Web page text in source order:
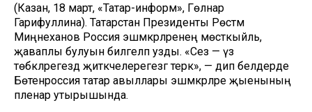
(Казан, 18 март, «Татар-информ», Гөлнар
Гарифуллина). Татарстан Президенты Рөстәм
Миңнеханов Россия эшмәкәрләренең мөстәкыйль,
җаваплы булуын билгеләп узды. «Сез — үз
төбәкләрегездә җитәкчелерегезгә терәк», — дип белдерде
Бөтенроссия татар авыллары эшмәкәрләре җыенының
пленар утырышында.